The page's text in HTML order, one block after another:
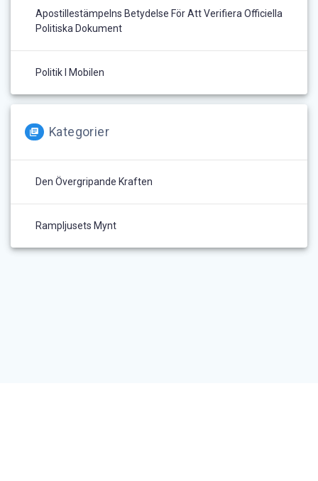
Apostillestämpelns Betydelse För Att Verifiera Officiella
Politiska Dokument
Politik I Mobilen
Kategorier
Den Övergripande Kraften
Rampljusets Mynt